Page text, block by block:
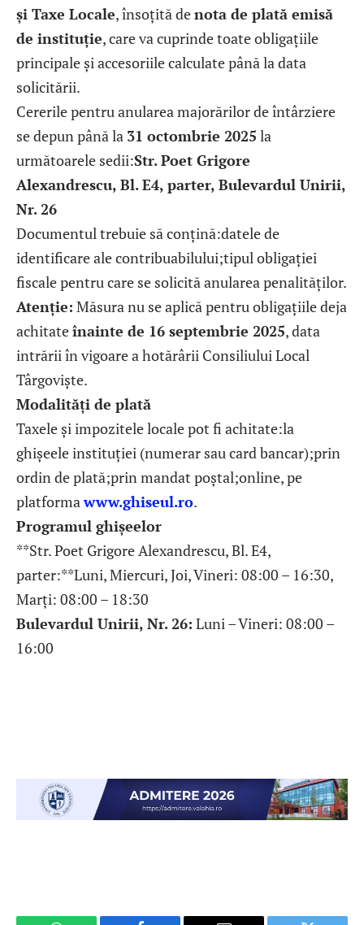
și Taxe Locale, însoțită denota de plată emisă
de instituție, care va cuprinde toate obligațiile
principale și accesoriile calculate până la data
solicitării.
Cererile pentru anularea majorărilor de întârziere
se depun până la 31 octombrie 2025 la
următoarele sedii:Str. Poet Grigore
Alexandrescu, Bl. E4, parter, Bulevardul Unirii,
Nr. 26
Documentul trebuie să conțină:datele de
identificare ale contribuabilului;tipul obligației
fiscale pentru care se solicită anularea penalităților.
Atenție: Măsura nu se aplică pentru obligațiile deja
achitateînainte de 16 septembrie 2025, data
intrării în vigoare a hotărârii Consiliului Local
Târgoviște.
Modalități de plată
Taxele și impozitele locale pot fi achitate:la
ghișeele instituției (numerar sau card bancar);prin
ordin de plată;prin mandat poștal;online, pe
platformawww.ghiseul.ro.
Programul ghișeelor
**Str. Poet Grigore Alexandrescu, Bl. E4,
parter:**Luni, Miercuri, Joi, Vineri: 08:00 – 16:30,
Marți: 08:00 – 18:30
Bulevardul Unirii, Nr. 26: Luni – Vineri: 08:00 –
16:00